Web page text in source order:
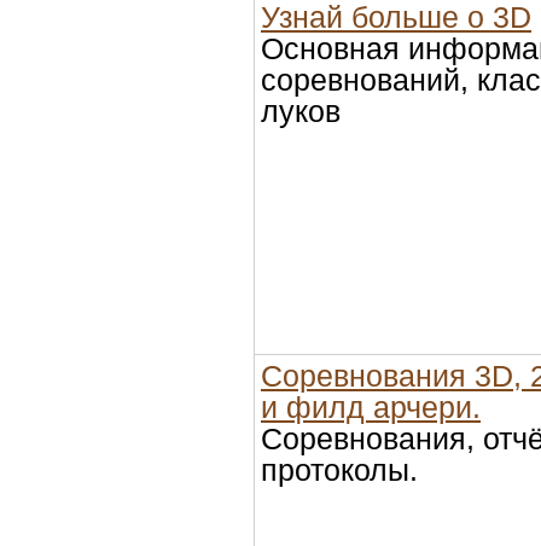
Узнай больше о 3D
Основная
соревнований,
луков
Соревнования 3D,
и филд арчери.
Соревнования,
протоколы.